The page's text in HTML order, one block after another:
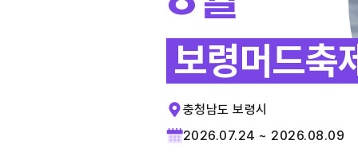
보령머드축
충청남도 보령시
2026.07.24 ~ 2026.08.09